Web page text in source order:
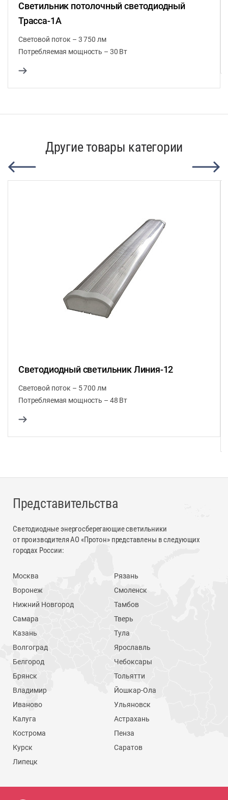
Светильник потолочный светодиодный
Трасса-1А
Световой поток – 3 750 лм
Потребляемая мощность – 30 Вт
Другие товары категории
Светодиодный светильник Линия-12
Световой поток – 5 700 лм
Потребляемая мощность – 48 Вт
Представительства
Светодиодные энергосберегающие светильники
от производителя АО «Протон» представлены в следующих
городах России:
Москва
Воронеж
Нижний Новгород
Самара
Казань
Волгоград
Белгород
Брянск
Владимир
Иваново
Калуга
Кострома
Курск
Липецк
Рязань
Смоленск
Тамбов
Тверь
Тула
Ярославль
Чебоксары
Тольятти
Йошкар-Ола
Ульяновск
Астрахань
Пенза
Саратов